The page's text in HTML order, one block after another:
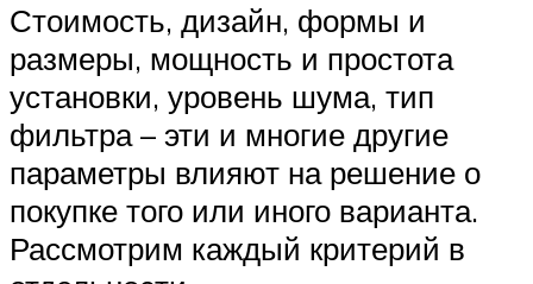
Стоимость, дизайн, формы и
размеры, мощность и простота
установки, уровень шума, тип
фильтра – эти и многие другие
параметры влияют на решение о
покупке того или иного варианта.
Рассмотрим каждый критерий в